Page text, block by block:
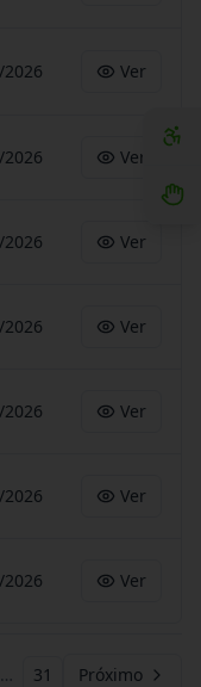
Ver
Ver
Ver
Ver
Ver
Ver
Ver
… 31 Próximo